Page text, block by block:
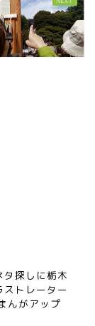
探しに栃木
トレーター
んがアップ